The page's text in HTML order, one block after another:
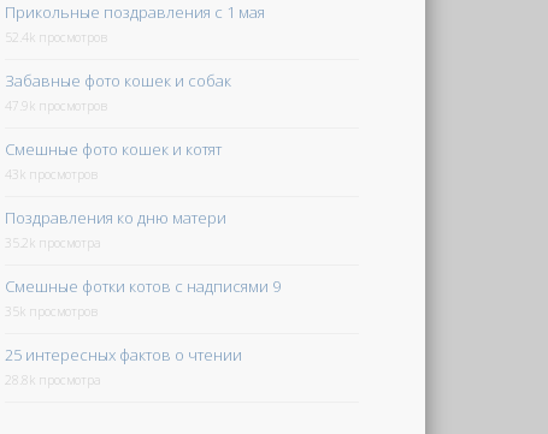
Прикольные поздравления с 1 мая
52.4k просмотров
Забавные фото кошек и собак
47.9k просмотров
Смешные фото кошек и котят
43k просмотров
Поздравления ко дню матери
35.2k просмотра
Смешные фотки котов с надписями 9
35k просмотров
25 интересных фактов о чтении
28.8k просмотра